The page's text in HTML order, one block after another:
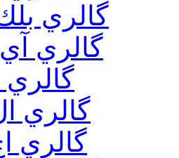
گالري
گالري
گالري
گالري
گالري